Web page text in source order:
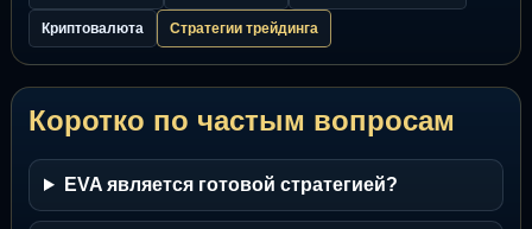
Криптовалюта Стратегии трейдинга
Коротко по частым вопросам
EVA является готовой стратегией?